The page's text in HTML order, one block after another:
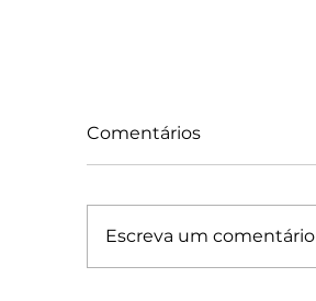
Comentários
Escreva um comentário